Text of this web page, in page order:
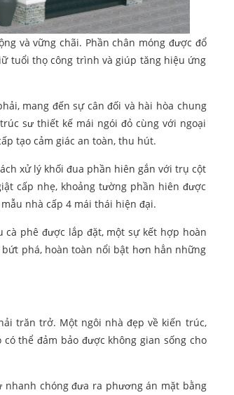
và vững chãi. Phần chân móng được đổ
tuổi thọ công trình và giúp tăng hiệu ứng
mang đến sự cân đối và hài hòa chung
sư thiết kế mái ngói đỏ cùng với ngoại
tạo cảm giác an toàn, thu hút.
xử lý khối đua phần hiên gắn với trụ cột
cấp nhẹ, khoảng tường phần hiên được
nhà cấp 4 mái thái hiện đại.
phê được lắp đặt, một sự kết hợp hoàn
phá, hoàn toàn nổi bật hơn hẳn những
trăn trở. Một ngôi nhà đẹp về kiến trúc,
thể đảm bảo được không gian sống cho
chóng đưa ra phương án mặt bằng